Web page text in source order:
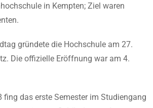
in Kempten; Ziel waren
gründete die Hochschule am 27.
Die offizielle Eröffnung war am 4.
fing das erste Semester im Studiengang